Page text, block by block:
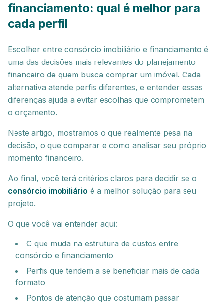
financiamento: qual é melhor para
cada perfil
Escolher entre consórcio imobiliário e financiamento é
uma das decisões mais relevantes do planejamento
financeiro de quem busca comprar um imóvel. Cada
alternativa atende perfis diferentes, e entender essas
diferenças ajuda a evitar escolhas que comprometem
o orçamento.
Neste artigo, mostramos o que realmente pesa na
decisão, o que comparar e como analisar seu próprio
momento financeiro.
Ao final, você terá critérios claros para decidir se o
consórcio imobiliário é a melhor solução para seu
projeto.
O que você vai entender aqui:
O que muda na estrutura de custos entre
consórcio e financiamento
Perfis que tendem a se beneficiar mais de cada
formato
Pontos de atenção que costumam passar